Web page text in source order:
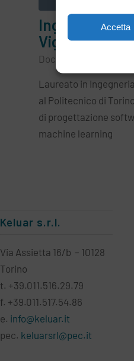
Accetta
Ing. Francesco
Viggiano
Docente Area Robotica
Laureato in
al Politecnico di
di progettazione
machine learning
Keluar s.r.l.
Via Assietta 16/b – 10128
Torino
t. +39.011.516.29.79
f. +39.011.517.54.86
e. info@keluar.it
pec. keluarsrl@pec.it